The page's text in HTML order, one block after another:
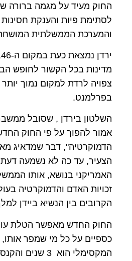
החוק מעיד על מגמה ברורה
לסתימת פיות והענקת חסינות
והמערכת הממשלתית
מדינות בכל הקשור לחופש
צפויה לרדת למקום נמוך
בפרלמנט.
השלטון בירדן , שסובל
אמור להפוך על פי החוק
הדמוקרטיה", דבר שמדאיג
הצעיר, עד כה לא נשמעה
האמריקני בנושא, אותו
זכויות האדם והדמוקרטיה
הקרובים בין הנשיא ביידן
החוק החדש מאפשר הטלת
כספיים על כל מי שמפר
המקסימלי הוא 3